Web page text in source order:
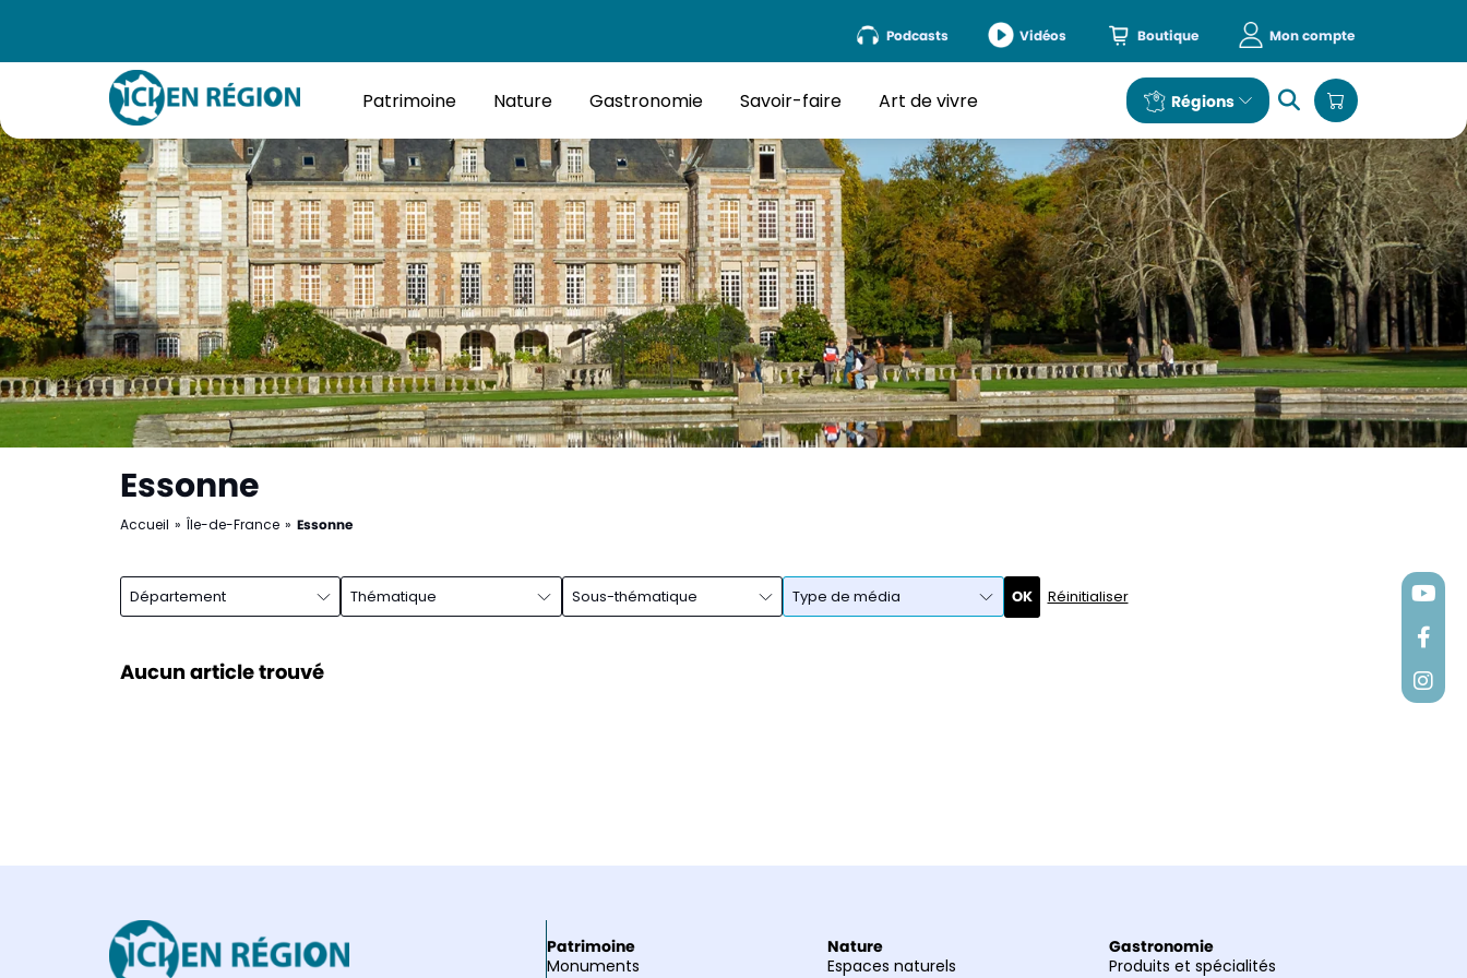
Podcasts Vidéos Boutique Mon compte
Patrimoine Nature Gastronomie Savoir-faire Art de vivre Régions
Essonne
Accueil » Île-de-France » Essonne
Département Thématique Sous-thématique Type de média OK Réinitialiser
Aucun article trouvé
Patrimoine
Monuments
Nature
Espaces naturels
Gastronomie
Produits et spécialités